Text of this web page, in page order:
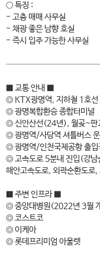
○ 특징 :
- 고층 매매 사무실
- 채광 좋은 남향 호실
- 즉시 입주 가능한 사무실
■ 교통 안내 ■
◎ KTX광명역, 지하철 1호선
◎ 광명복합환승 종합터미널
◎ 신안산선(24년), 월곶~판
◎ 광명역/사당역 셔틀버스
◎ 광명역/인천국제공항 출입
◎ 고속도로 5분내 진입(강남
해안고속도로, 외곽순환도로
■ 주변 인프라 ■
◎ 중앙대병원(2022년 3월
◎ 코스트코
◎ 이케아
◎ 롯데프리미엄 아울렛